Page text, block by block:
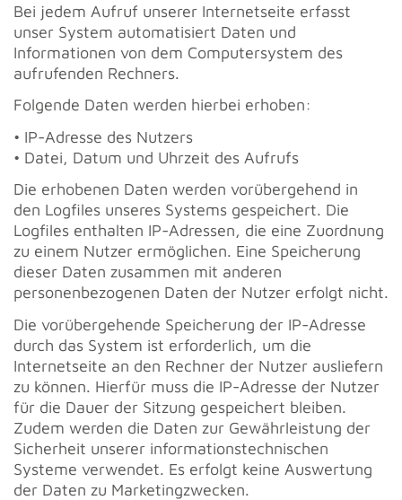
Bei jedem Aufruf unserer Internetseite erfasst
unser System automatisiert Daten und
Informationen von dem Computersystem des
aufrufenden Rechners.
Folgende Daten werden hierbei erhoben:
• IP-Adresse des Nutzers
• Datei, Datum und Uhrzeit des Aufrufs
Die erhobenen Daten werden vorübergehend in
den Logfiles unseres Systems gespeichert. Die
Logfiles enthalten IP-Adressen, die eine Zuordnung
zu einem Nutzer ermöglichen. Eine Speicherung
dieser Daten zusammen mit anderen
personenbezogenen Daten der Nutzer erfolgt nicht.
Die vorübergehende Speicherung der IP-Adresse
durch das System ist erforderlich, um die
Internetseite an den Rechner der Nutzer ausliefern
zu können. Hierfür muss die IP-Adresse der Nutzer
für die Dauer der Sitzung gespeichert bleiben.
Zudem werden die Daten zur Gewährleistung der
Sicherheit unserer informationstechnischen
Systeme verwendet. Es erfolgt keine Auswertung
der Daten zu Marketingzwecken.